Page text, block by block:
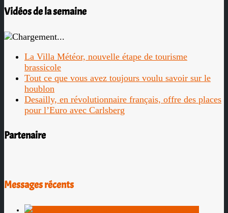
Vidéos de la semaine
La Villa Météor, nouvelle étape de tourisme
brassicole
Tout ce que vous avez toujours voulu savoir sur le
houblon
Desailly, en révolutionnaire français, offre des places
pour l’Euro avec Carlsberg
Partenaire
Messages récents